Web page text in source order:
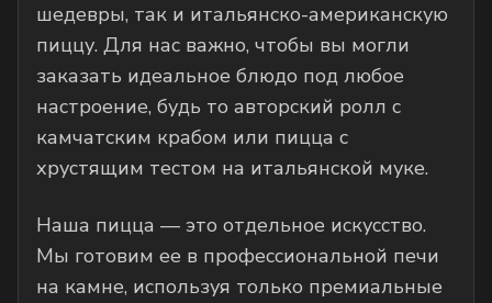
шедевры, так и итальянско-американскую
пиццу. Для нас важно, чтобы вы могли
заказать идеальное блюдо под любое
настроение, будь то авторский ролл с
камчатским крабом или пицца с
хрустящим тестом на итальянской муке.
Наша пицца — это отдельное искусство.
Мы готовим ее в профессиональной печи
на камне, используя только премиальные